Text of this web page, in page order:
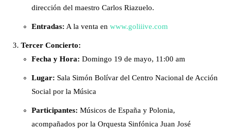
dirección del maestro Carlos Riazuelo.
Entradas: A la venta en www.goliiive.com
Tercer Concierto:
Fecha y Hora: Domingo 19 de mayo, 11:00 am
Lugar: Sala Simón Bolívar del Centro Nacional de Acción
Social por la Música
Participantes: Músicos de España y Polonia,
acompañados por la Orquesta Sinfónica Juan José